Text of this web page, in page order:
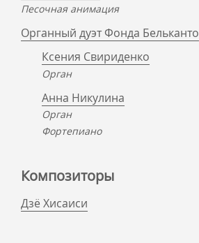
Песочная анимация
Органный дуэт Фонда Бельканто
Ксения Свириденко
Орган
Анна Никулина
Орган
Фортепиано
Композиторы
Дзё Хисаиси